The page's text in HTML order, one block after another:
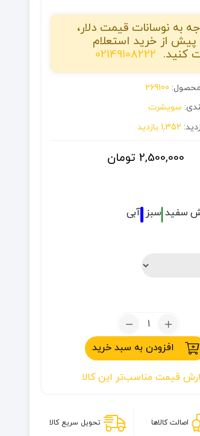
به نوسانات قیمت دلار،
پیش از خرید استعلام
کنید. 02149108222
269100
سویشرت
1,352 بازدید
2,500,000 تومان
سفید سبز آبی
تعداد:
سویشرت
زنانه
ضد
آفتاب
افزودن به سبد خرید
قیمت مناسب‌تر این کالا
اصالت کالاها تحویل سریع کالا